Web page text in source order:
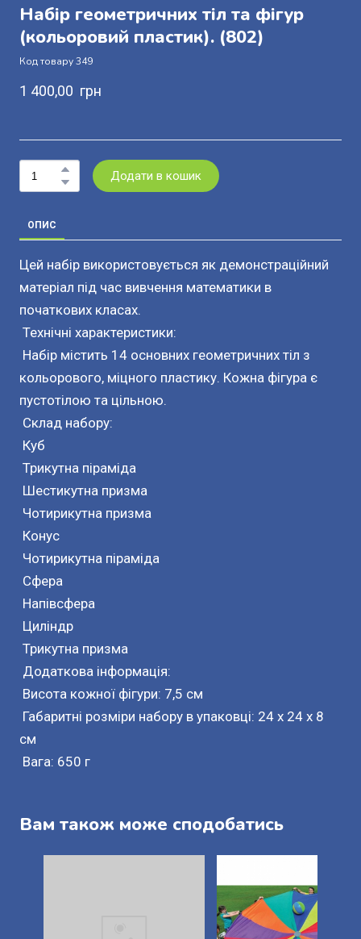
Набір геометричних тіл та фігур
(кольоровий пластик). (802)
Код товару 349
1 400,00  грн
Додати в кошик
ОПИС
Цей набір використовується як демонстраційний
матеріал під час вивчення математики в
початкових класах.
Технічні характеристики:
Набір містить 14 основних геометричних тіл з
кольорового, міцного пластику. Кожна фігура є
пустотілою та цільною.
Склад набору:
Куб
Трикутна піраміда
Шестикутна призма
Чотирикутна призма
Конус
Чотирикутна піраміда
Сфера
Напівсфера
Циліндр
Трикутна призма
Додаткова інформація:
Висота кожної фігури: 7,5 см
Габаритні розміри набору в упаковці: 24 x 24 x 8
см
Вага: 650 г
Вам також може сподобатись